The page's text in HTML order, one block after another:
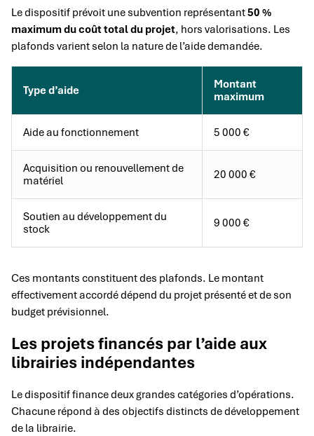
Le dispositif prévoit une subvention représentant50 %
maximum du coût total du projet, hors valorisations. Les
plafonds varient selon la nature de l’aide demandée.
Type d’aide
Montant
maximum
Aide au fonctionnement 5 000 €
Acquisition ou renouvellement de
matériel
20 000 €
Soutien au développement du
stock
9 000 €
Ces montants constituent des plafonds. Le montant
effectivement accordé dépend du projet présenté et de son
budget prévisionnel.
Les projets financés par l’aide aux
librairies indépendantes
Le dispositif finance deux grandes catégories d’opérations.
Chacune répond à des objectifs distincts de développement
de la librairie.